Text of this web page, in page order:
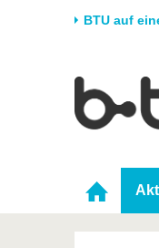
BTU auf
Universität
Karriere &